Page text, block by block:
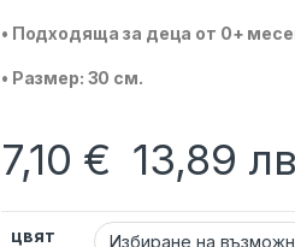
• Подходяща за деца от 0+
• Размер: 30 см.
7,10 € 13,89
цвят